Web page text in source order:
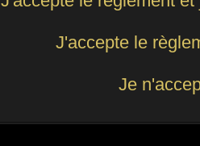
J'accepte le
Je